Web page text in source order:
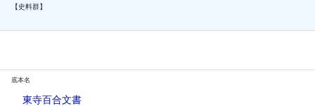
【史料群】
底本名
東寺百合文書